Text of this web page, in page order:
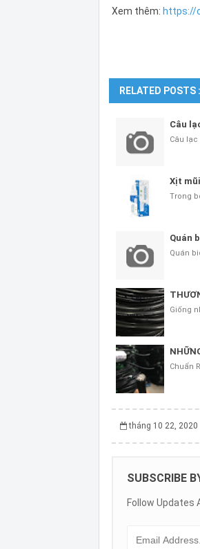
Xem thêm: https://
RELATED POSTS :
Câu
Câu
Xịt
Trong
Quán
Quán
Giống
Chuẩn
tháng 10 22, 2020
SUBSCRIBE
Follow Updates